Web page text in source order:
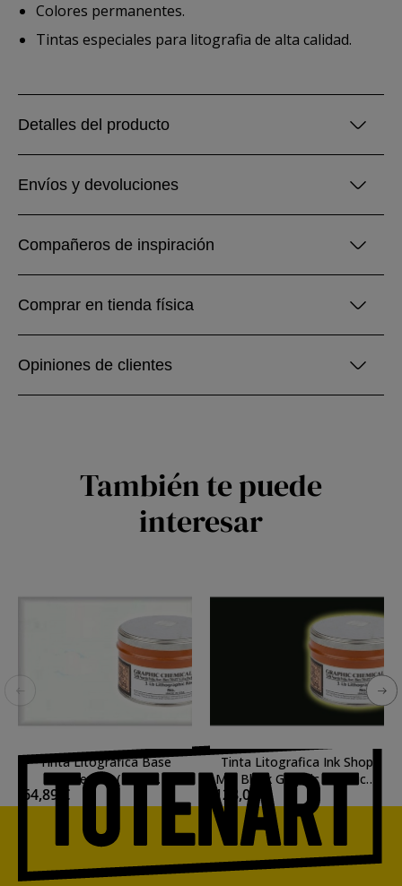
Colores permanentes.
Tintas especiales para litografia de alta calidad.
Detalles del producto
Envíos y devoluciones
Compañeros de inspiración
Comprar en tienda física
Opiniones de clientes
También te puede
interesar
Tinta Litografica Base
Extender (Base
Transparente) Graphic
64,89 €
Tinta Litografica Ink Shop
Mix Black Graphic Chemical,
128,03 €